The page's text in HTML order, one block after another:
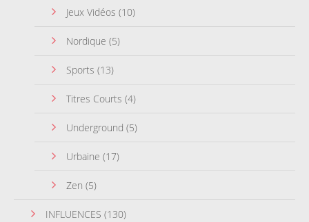
Jeux Vidéos (10)
Nordique (5)
Sports (13)
Titres Courts (4)
Underground (5)
Urbaine (17)
Zen (5)
INFLUENCES (130)